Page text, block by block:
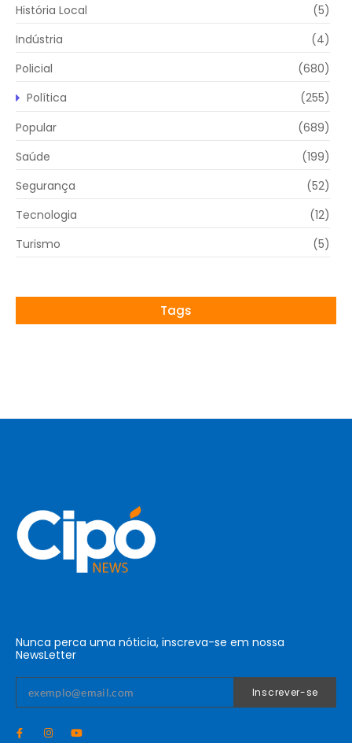
História Local
(5)
Indústria
(4)
Policial
(680)
Política
(255)
Popular
(689)
Saúde
(199)
Segurança
(52)
Tecnologia
(12)
Turismo
(5)
Tags
Nunca perca uma nóticia, inscreva-se em nossa
NewsLetter
Inscrever-se